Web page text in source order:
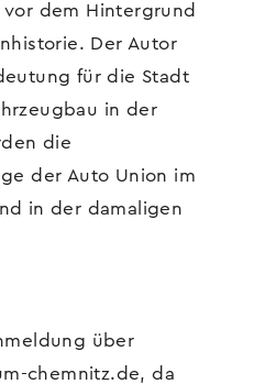
dem Hintergrund
Der Autor
für die Stadt
in der
die
der Auto Union im
in der damaligen
über
chemnitz.de, da